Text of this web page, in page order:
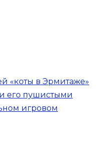
«коты в Эрмитаже»
его пушистыми
игровом